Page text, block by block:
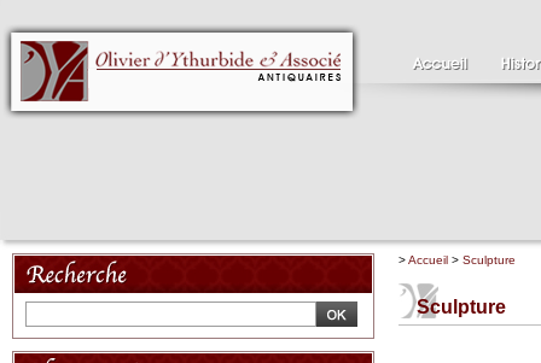
>Accueil > Sculpture
Sculpture